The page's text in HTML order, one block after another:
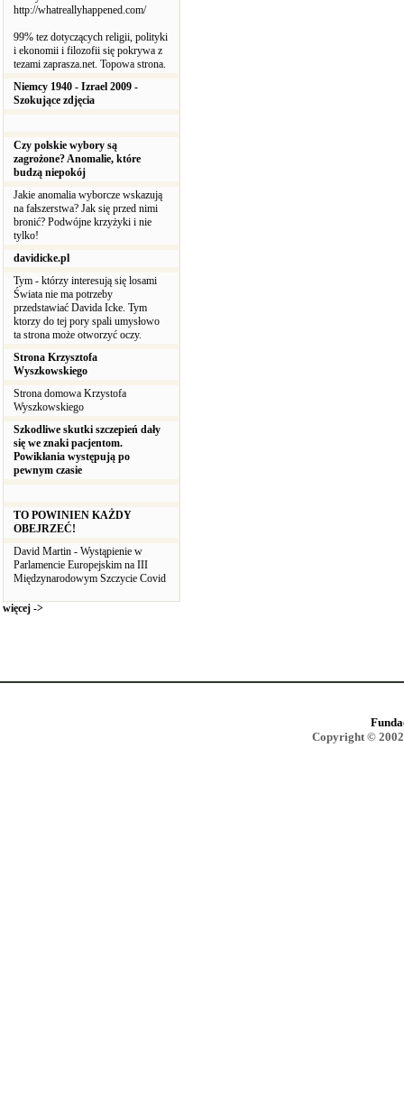
http://whatreallyhappened.com/
99% tez dotyczących religii, polityki
i ekonomii i filozofii się pokrywa z
tezami zaprasza.net. Topowa strona.
Niemcy 1940 - Izrael 2009 -
Szokujące zdjęcia
Czy polskie wybory są
zagrożone? Anomalie, które
budzą niepokój
Jakie anomalia wyborcze wskazują
na fałszerstwa? Jak się przed nimi
bronić? Podwójne krzyżyki i nie
tylko!
davidicke.pl
Tym - którzy interesują się losami
Świata nie ma potrzeby
przedstawiać Davida Icke. Tym
ktorzy do tej pory spali umysłowo
ta strona może otworzyć oczy.
Strona Krzysztofa
Wyszkowskiego
Strona domowa Krzystofa
Wyszkowskiego
Szkodliwe skutki szczepień dały
się we znaki pacjentom.
Powikłania występują po
pewnym czasie
TO POWINIEN KAŻDY
OBEJRZEĆ!
David Martin - Wystąpienie w
Parlamencie Europejskim na III
Międzynarodowym Szczycie Covid
więcej ->
Copyright ©